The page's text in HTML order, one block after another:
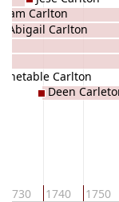
1730 1740 1750
Carlton
Carlton
Abigail Carlton
Deen